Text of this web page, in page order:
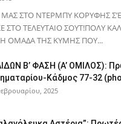
ΣΤΟ ΝΤΕΡΜΠΥ ΚΟΡΥΦΗΣ
ΣΤΟ ΤΕΛΕΥΤΑΙΟ ΣΟΥΤ!ΠΟΛΥ
Η ΟΜΑΔΑ ΤΗΣ ΚΥΜΗΣ ΠΟΥ...
Β’ ΦΑΣΗ (Α’ ΟΜΙΛΟΣ):
Κάδμος 77-32
2025